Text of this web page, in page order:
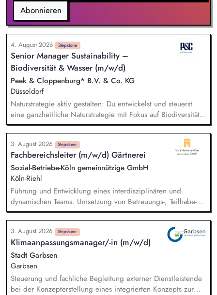
Abonnieren
4. August 2026 Stepstone
Senior Manager Sustainability –
Biodiversität & Wasser (m/w/d)
Peek & Cloppenburg* B.V. & Co. KG
Düsseldorf
Naturstrategie aktiv gestalten: Du entwickelst und steuerst
eine ganzheitliche Naturstrategie mit Fokus auf Biodiversität
und Wasser, um die Auswirkungen unserer
Unternehmensgruppe auf natürliche Ökosysteme gezielt zu
minimieren. Risiken und Chancen analysieren: Du
identifizierst sowie bewertest naturbezogene Auswirkungen,
Risiken und Abhängigkeiten entlang unserer gesamten
Wertschöpfungskette und leitest daraus wirksame Maßnahmen
ab. Ziele und KPIs steuern: Du definierst klare Ziele,
Messgrößen und Maßnahmenpläne und setzt diese in enger
Zusammenarbeit mit den relevanten Fachbereichen
erfolgreich um.
3. August 2026 Stepstone
Fachbereichsleiter (m/w/d) Gärtnerei
Sozial-Betriebe-Köln gemeinnützige GmbH
Köln-Riehl
Führung und Entwicklung eines interdisziplinären und
dynamischen Teams. Umsetzung von Betreuungs-, Teilhabe-
und Förderkonzepten für Menschen mit Beeinträchtigung.
Mitwirkung an der Wachstumsstrategie in enger Abstimmung
mit interdisziplinären Leitungsteams.
Grünflächenmanagement mit Schwerpunkt auf Klimaschutz
und Biodiversität. Sicherstellung der
Verkehrssicherungspflichten in der Baumpflege sowie im
Winterdienst. Gestaltung von Freiflächen und Bepflanzungen
an verschiedenen SBK-Standorten in Köln. Aktive Akquise von
3. August 2026 Stepstone
Klimaanpassungsmanager/-in (m/w/d)
Stadt Garbsen
Garbsen
Steuerung und fachliche Begleitung externer Dienstleistende
bei der Konzepterstellung eines integrierten Konzepts zur